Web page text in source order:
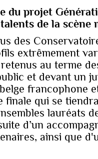
du projet
de la scène
des
extrêmement
au terme
et devant un
francophone
finale qui se
lauréats
d’un
ainsi que